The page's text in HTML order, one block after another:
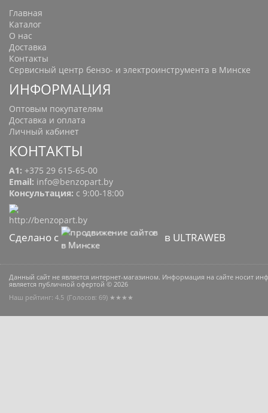
Главная
Каталог
О нас
Доставка
Контакты
Сервисный центр бензо- и электроинструмента в Минске
ИНФОРМАЦИЯ
Оптовым покупателям
Доставка и оплата
Личный кабинет
КОНТАКТЫ
A1: +375 29 615-65-00
Email: info@benzopart.by
Консультация: с 9:00-18:00
Сделано с в ULTRAWEB
Данный сайт не является интернет-магазином. Информация на сайте носит
является публичной офертой © 2026
Наш рейтинг: 4.5 (Голосов: 69) ★★★★